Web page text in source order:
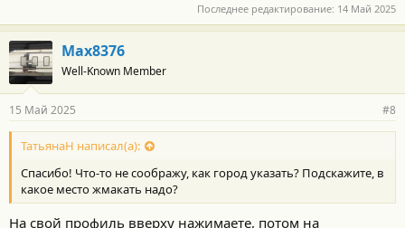
Последнее редактирование: 14 Май 2025
Max8376
Well-Known Member
15 Май 2025 #8
ТатьянаН написал(а):
Спасибо! Что-то не соображу, как город указать? Подскажите, в
какое место жмакать надо?
На свой профиль вверху нажимаете, потом на